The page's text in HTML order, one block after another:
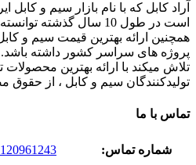
آراد کابل که با نام بازار سیم و کابل
است در طول 10 سال
همچنین ارائه بهترین قیمت سیم و
پروژه های سراسر کشور داشته باشد.
تلاش میکند با ارائه بهترین
تولیدکنندگان سیم و کابل ، از
تماس با ما
شماره تماس: